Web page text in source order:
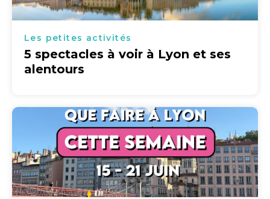
Les petites activités
5 spectacles à voir à Lyon et ses
alentours